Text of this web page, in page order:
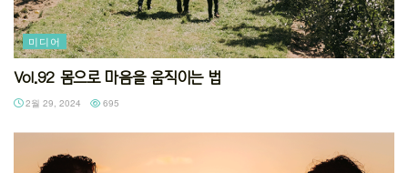
미디어
Vol.92 몸으로 마음을 움직이는 법
2월 29, 2024 695